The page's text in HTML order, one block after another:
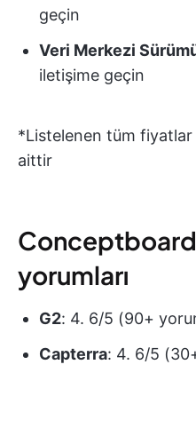
geçin
Veri Merkezi
iletişime geçin
*Listelenen tüm fiyatlar
aittir
Conceptboard
yorumları
G2: 4. 6/5 (90+
Capterra: 4. 6/5